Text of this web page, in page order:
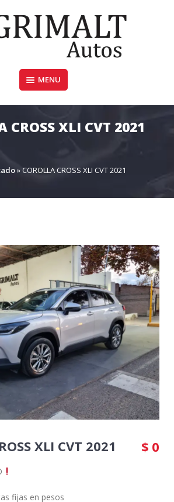
MENU
CROSS XLI CVT 2021
»COROLLA CROSS XLI CVT 2021
XLI CVT 2021 $ 0
fijas en pesos